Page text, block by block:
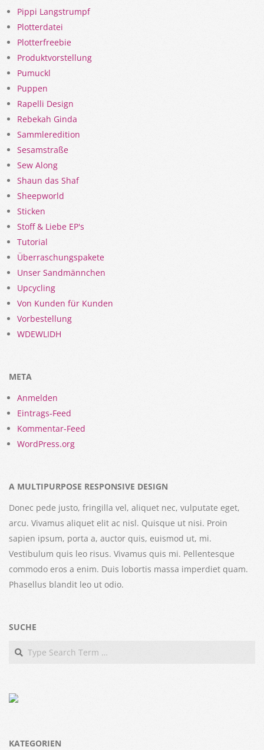
Pippi Langstrumpf
Plotterdatei
Plotterfreebie
Produktvorstellung
Pumuckl
Puppen
Rapelli Design
Rebekah Ginda
Sammleredition
Sesamstraße
Sew Along
Shaun das Shaf
Sheepworld
Sticken
Stoff & Liebe EP's
Tutorial
Überraschungspakete
Unser Sandmännchen
Upcycling
Von Kunden für Kunden
Vorbestellung
WDEWLIDH
META
Anmelden
Eintrags-Feed
Kommentar-Feed
WordPress.org
A MULTIPURPOSE RESPONSIVE DESIGN
Donec pede justo, fringilla vel, aliquet nec, vulputate eget,
arcu. Vivamus aliquet elit ac nisl. Quisque ut nisi. Proin
sapien ipsum, porta a, auctor quis, euismod ut, mi.
Vestibulum quis leo risus. Vivamus quis mi. Pellentesque
commodo eros a enim. Duis lobortis massa imperdiet quam.
Phasellus blandit leo ut odio.
SUCHE
Search
KATEGORIEN